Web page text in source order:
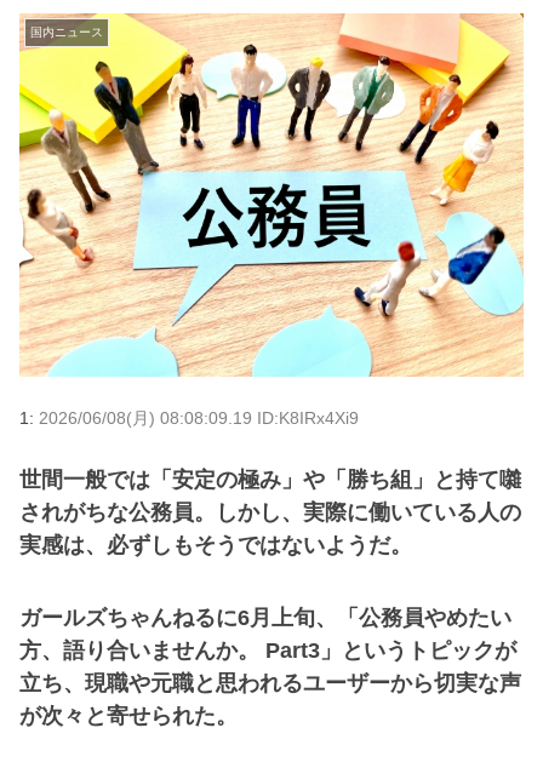
国内ニュース
1: 2026/06/08(月) 08:08:09.19 ID:K8IRx4Xi9
世間一般では「安定の極み」や「勝ち組」と持て囃
されがちな公務員。しかし、実際に働いている人の
実感は、必ずしもそうではないようだ。
ガールズちゃんねるに6月上旬、「公務員やめたい
方、語り合いませんか。 Part3」というトピックが
立ち、現職や元職と思われるユーザーから切実な声
が次々と寄せられた。